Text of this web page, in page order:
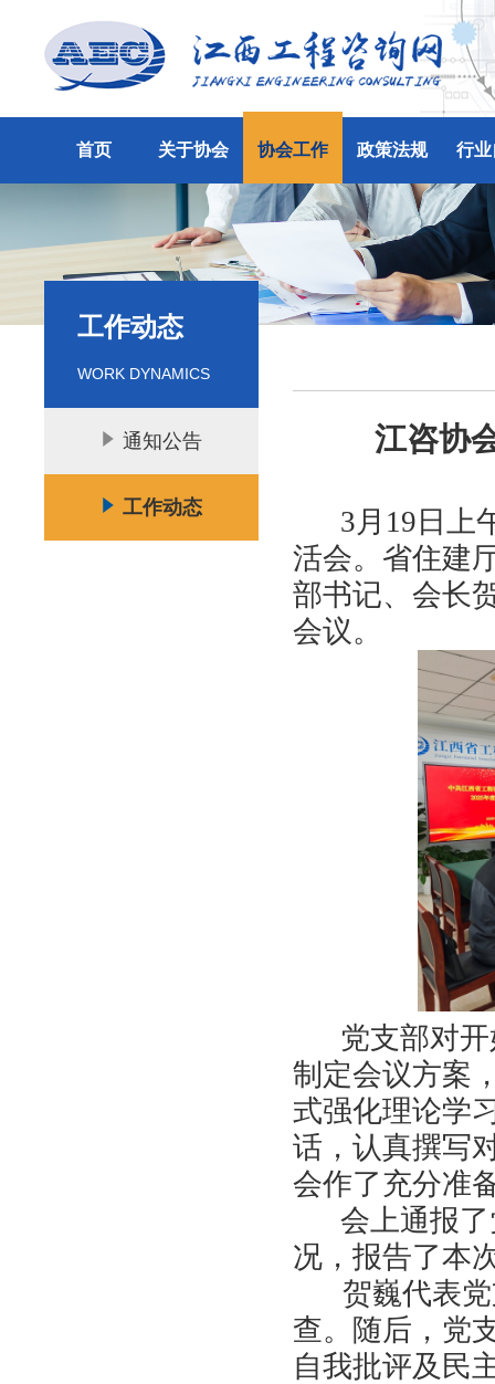
首页 关于协会 协会工作 政策法规 行
工作动态
WORK DYNAMICS
通知公告
工作动态
江咨协
3月19日上
活会。省住建
部书记、会长
会议。
党支部对
制定会议方案
式强化理论学
话，认真撰写
会作了充分准
会上通报
况，报告了本
贺巍代表
查。随后，党
自我批评及民